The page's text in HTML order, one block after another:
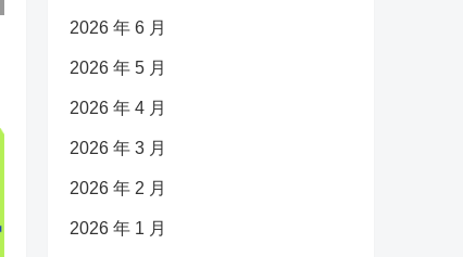
2026 年 6 月
2026 年 5 月
2026 年 4 月
2026 年 3 月
2026 年 2 月
2026 年 1 月